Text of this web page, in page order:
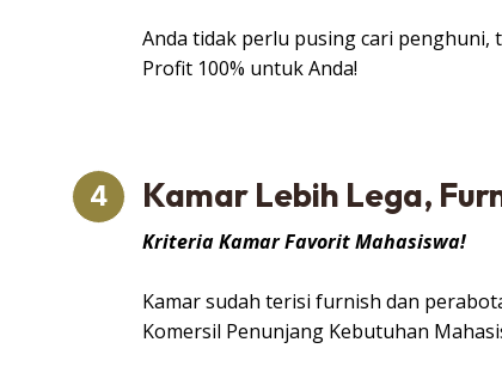
Anda tidak perlu pusing cari penghuni,
Profit 100% untuk Anda!
4 Kamar Lebih Lega,
Kriteria Kamar Favorit Mahasiswa!
Kamar sudah terisi furnish dan
Komersil Penunjang Kebutuhan